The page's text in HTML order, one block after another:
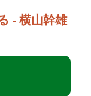
- 横山幹雄